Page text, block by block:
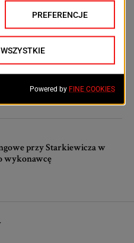
i setki tysięcy złotych. 31-
centrum dla pacjentów
przy Starkiewicza w
wykonawcę